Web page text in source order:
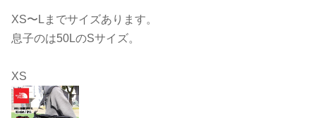
XS〜Lまでサイズあります。
息子のは50LのSサイズ。
XS